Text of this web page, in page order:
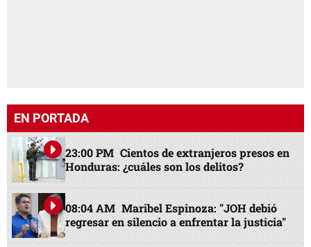
EN PORTADA
23:00 PM Cientos de extranjeros presos en
Honduras: ¿cuáles son los delitos?
08:04 AM Maribel Espinoza: "JOH debió
regresar en silencio a enfrentar la justicia"